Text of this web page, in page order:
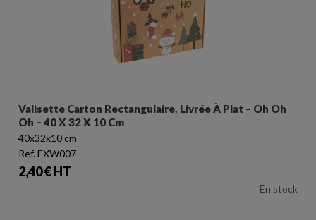
Valisette Carton Rectangulaire, Livrée À Plat – Oh Oh
Oh – 40 X 32 X 10 Cm
40x32x10 cm
Ref. EXW007
Prix
2,40 € HT
En stock